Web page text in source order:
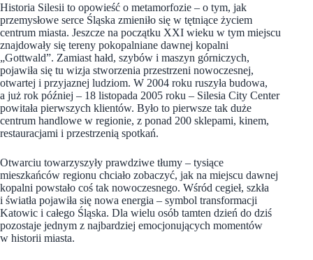
Historia Silesii to opowieść o metamorfozie – o tym, jak
przemysłowe serce Śląska zmieniło się w tętniące życiem
centrum miasta. Jeszcze na początku XXI wieku w tym miejscu
znajdowały się tereny pokopalniane dawnej kopalni
„Gottwald”. Zamiast hałd, szybów i maszyn górniczych,
pojawiła się tu wizja stworzenia przestrzeni nowoczesnej,
otwartej i przyjaznej ludziom. W 2004 roku ruszyła budowa,
a już rok później – 18 listopada 2005 roku – Silesia City Center
powitała pierwszych klientów. Było to pierwsze tak duże
centrum handlowe w regionie, z ponad 200 sklepami, kinem,
restauracjami i przestrzenią spotkań.
Otwarciu towarzyszyły prawdziwe tłumy – tysiące
mieszkańców regionu chciało zobaczyć, jak na miejscu dawnej
kopalni powstało coś tak nowoczesnego. Wśród cegieł, szkła
i światła pojawiła się nowa energia – symbol transformacji
Katowic i całego Śląska. Dla wielu osób tamten dzień do dziś
pozostaje jednym z najbardziej emocjonujących momentów
w historii miasta.